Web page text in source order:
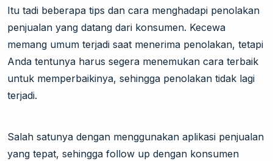
Itu tadi beberapa tips dan cara menghadapi penolakan
penjualan yang datang dari konsumen. Kecewa
memang umum terjadi saat menerima penolakan, tetapi
Anda tentunya harus segera menemukan cara terbaik
untuk memperbaikinya, sehingga penolakan tidak lagi
terjadi.
Salah satunya dengan menggunakan aplikasi penjualan
yang tepat, sehingga follow up dengan konsumen